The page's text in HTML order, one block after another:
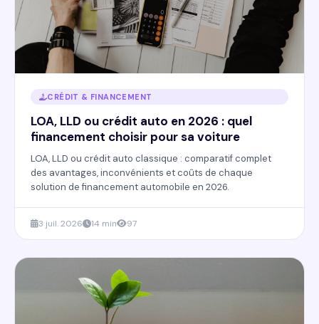
CRÉDIT & FINANCEMENT
LOA, LLD ou crédit auto en 2026 : quel
financement choisir pour sa voiture
LOA, LLD ou crédit auto classique : comparatif complet
des avantages, inconvénients et coûts de chaque
solution de financement automobile en 2026.
3 juil. 2026 14 min 97